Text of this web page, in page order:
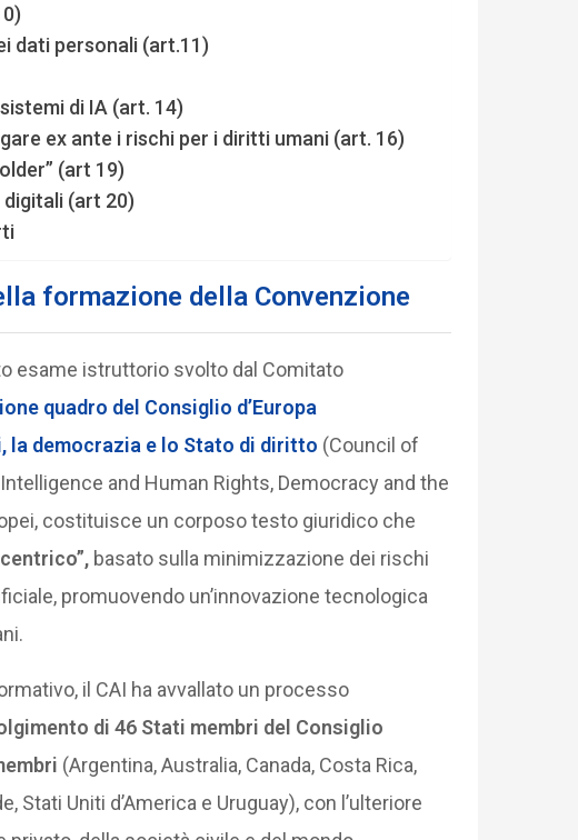
dati personali (art.11)
di IA (art. 14)
ex ante i rischi per i diritti umani (art. 16)
(art 19)
(art 20)
formazione della Convenzione
esame istruttorio svolto dal Comitato
quadro del Consiglio d’Europa
la democrazia e lo Stato di diritto (Council of
and Human Rights, Democracy and the
costituisce un corposo testo giuridico che
basato sulla minimizzazione dei rischi
promuovendo un’innovazione tecnologica
il CAI ha avvallato un processo
di 46 Stati membri del Consiglio
(Argentina, Australia, Canada, Costa Rica,
Stati Uniti d’America e Uruguay), con l’ulteriore